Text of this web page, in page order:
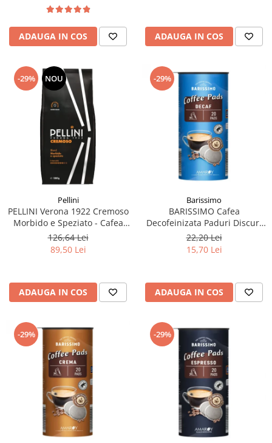
ADAUGA IN COS ADAUGA IN COS
-29% NOU
Pellini
PELLINI Verona 1922 Cremoso
Morbido e Speziato - Cafea
Boabe 1kg
126,64 Lei
89,50 Lei
ADAUGA IN COS
-29%
Barissimo
BARISSIMO Cafea
Decofeinizata Paduri Discuri
Senseo 62mm Monodoze
20buc - 140g
22,20 Lei
15,70 Lei
ADAUGA IN COS
-29% -29%